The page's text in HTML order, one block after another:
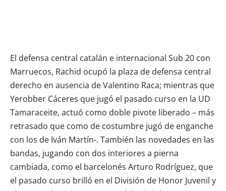
El defensa central catalán e internacional Sub 20 con
Marruecos, Rachid ocupó la plaza de defensa central
derecho en ausencia de Valentino Raca; mientras que
Yerobber Cáceres que jugó el pasado curso en la UD
Tamaraceite, actuó como doble pivote liberado – más
retrasado que como de costumbre jugó de enganche
con los de Iván Martín-. También las novedades en las
bandas, jugando con dos interiores a pierna
cambiada, como el barcelonés Arturo Rodríguez, que
el pasado curso brilló en el División de Honor Juvenil y